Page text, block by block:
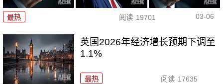
最热 阅读 19701 03-06
英国2026年经济增长预期下调至
1.1%
最热 阅读 17635